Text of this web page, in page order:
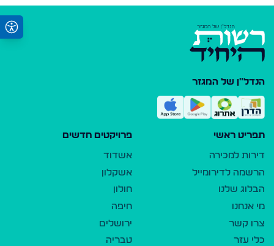
הנדל"ן של המגזר
תפריט ראשי
דירות למכירה
הרשמה לדירומייל
הבלוג שלנו
מי אנחנו
צרו קשר
כלי עזר
פרויקטים חדשים
אשדוד
אשקלון
חולון
חיפה
ירושלים
טבריה